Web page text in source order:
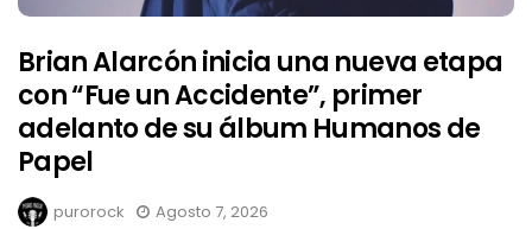
Brian Alarcón inicia una nueva etapa
con “Fue un Accidente”, primer
adelanto de su álbum Humanos de
Papel
purorock Agosto 7, 2026